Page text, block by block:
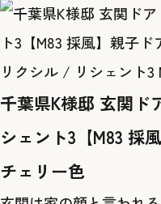
リクシル / リシェント
千葉県K様邸 玄関ド
シェント3【M83 採
チェリー色